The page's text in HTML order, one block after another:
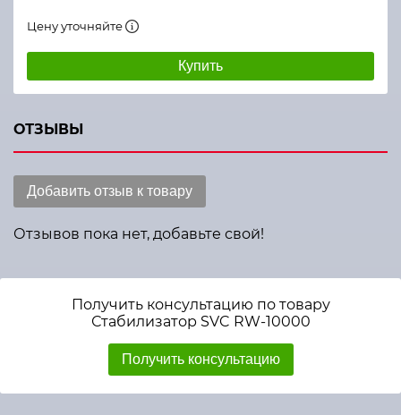
Цену уточняйте
Купить
ОТЗЫВЫ
Добавить отзыв к товару
Отзывов пока нет, добавьте свой!
Получить консультацию по товару
Стабилизатор SVC RW-10000
Получить консультацию